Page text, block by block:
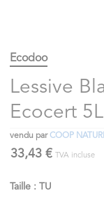
Ecodoo
Lessive
Ecocert 5L
vendu parCOOP
33,43 € TVA incluse
Taille : TU